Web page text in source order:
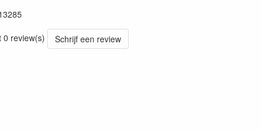
0 review(s)
Schrijf een review